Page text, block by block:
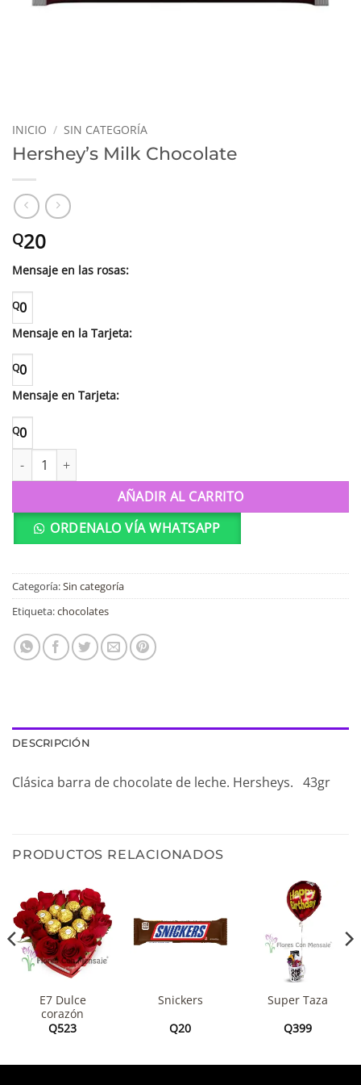
INICIO / SIN CATEGORÍA
Hershey’s Milk Chocolate
Q20
Mensaje en las rosas:
Q0
Mensaje en la Tarjeta:
Q0
Mensaje en Tarjeta:
Q0
Hershey's Milk Chocolate cantidad
AÑADIR AL CARRITO
ORDENALO VÍA WHATSAPP
Categoría:Sin categoría
Etiqueta:chocolates
DESCRIPCIÓN
Clásica barra de chocolate de leche. Hersheys. 43gr
PRODUCTOS RELACIONADOS
E7 Dulce
corazón
Q523
Snickers
Q20
Super Taza
Q399